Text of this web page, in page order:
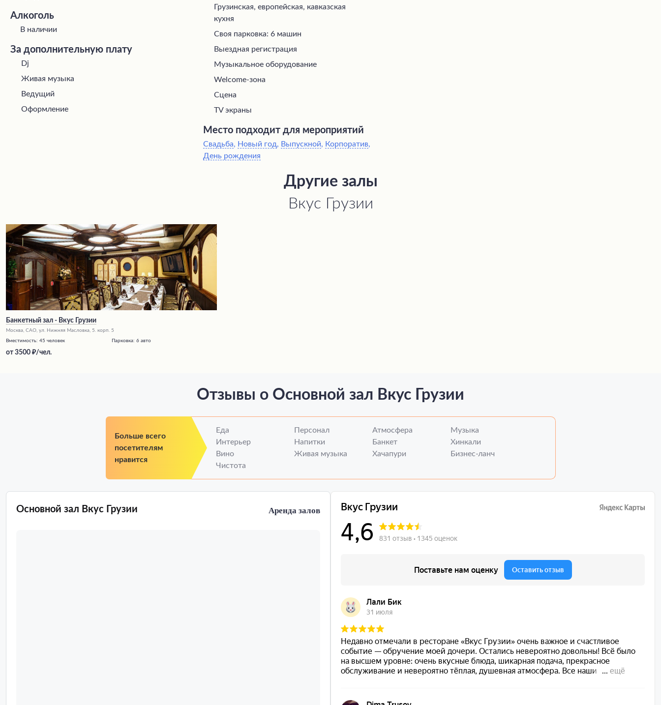
Алкоголь
В наличии
За дополнительную плату
Dj
Живая музыка
Ведущий
Оформление
Грузинская, европейская, кавказская
кухня
Своя парковка: 6 машин
Выездная регистрация
Музыкальное оборудование
Welcome-зона
Сцена
TV экраны
Место подходит для мероприятий
Свадьба, Новый год, Выпускной, Корпоратив,
День рождения
Другие залы
Вкус Грузии
Банкетный зал - Вкус Грузии
Москва, САО, ул. Нижняя Масловка, 5. корп. 5
Вместимость: 45 человек Парковка: 6 авто
от 3500 /чел.
Отзывы о Основной зал Вкус Грузии
Больше всего
посетителям
нравится
Еда Персонал Атмосфера
Музыка
Интерьер
Напитки Банкет
Хинкали
Вино
Живая музыка Хачапури
Бизнес-ланч
Чистота
Основной зал Вкус Грузии Аренда залов